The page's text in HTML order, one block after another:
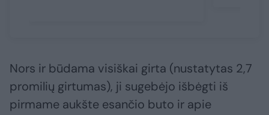
Nors ir būdama visiškai girta (nustatytas 2,7
promilių girtumas), ji sugebėjo išbėgti iš
pirmame aukšte esančio buto ir apie